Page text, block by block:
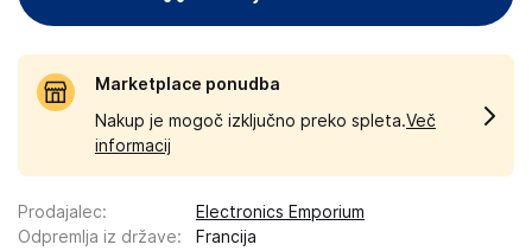
Marketplace ponudba
Nakup je mogoč izključno preko spleta.Več
informacij
Prodajalec:
Electronics Emporium
Odpremlja iz države:
Francija